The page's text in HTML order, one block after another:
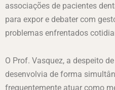
associações de pacientes
para expor e debater com
problemas enfrentados
O Prof. Vasquez, a despeito
desenvolvia de forma
frequentemente atuar como